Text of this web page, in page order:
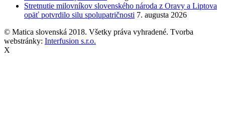
Stretnutie milovníkov slovenského národa z Oravy a Liptova
opäť potvrdilo silu spolupatričnosti 7. augusta 2026
© Matica slovenská 2018. Všetky práva vyhradené. Tvorba
webstránky: Interfusion s.r.o.
X